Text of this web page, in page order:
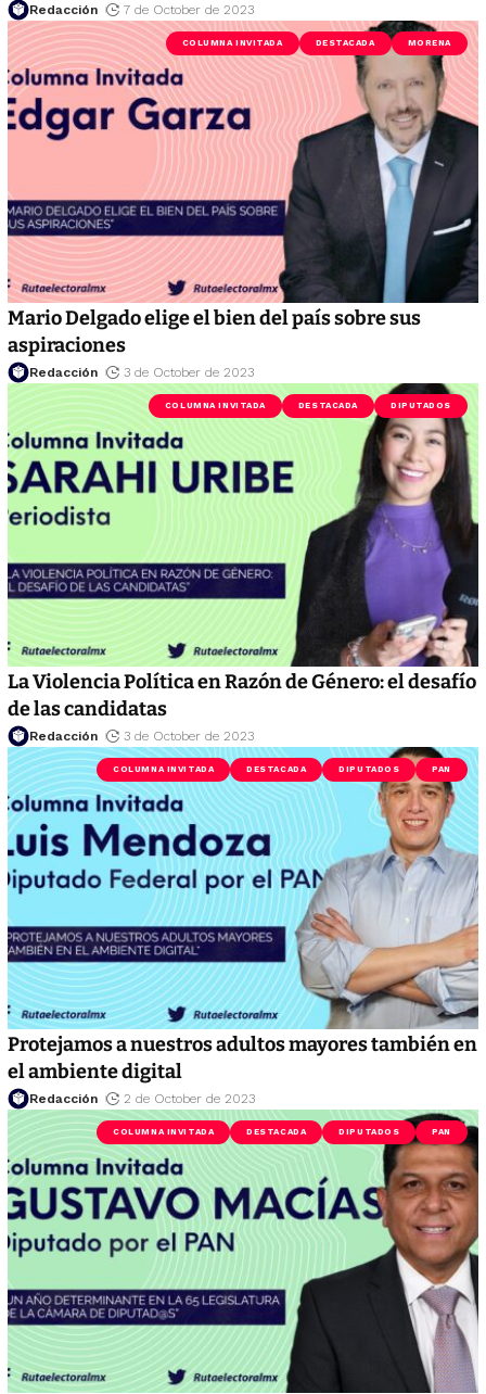
Redacción 7 de October de 2023
COLUMNA INVITADA DESTACADA MORENA
Mario Delgado elige el bien del país sobre sus
aspiraciones
Redacción 3 de October de 2023
COLUMNA INVITADA DESTACADA DIPUTADOS
La Violencia Política en Razón de Género: el desafío
de las candidatas
Redacción 3 de October de 2023
COLUMNA INVITADA DESTACADA DIPUTADOS PAN
Protejamos a nuestros adultos mayores también en
el ambiente digital
Redacción 2 de October de 2023
COLUMNA INVITADA DESTACADA DIPUTADOS PAN